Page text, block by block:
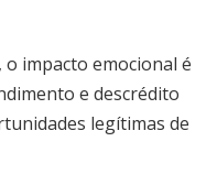
impacto emocional é
e descrédito
legítimas de